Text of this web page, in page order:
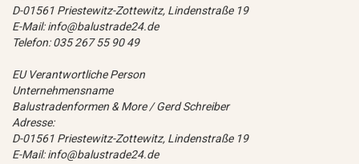
D-01561 Priestewitz-Zottewitz, Lindenstraße 19
E-Mail: info@balustrade24.de
Telefon: 035 267 55 90 49
EU Verantwortliche Person
Unternehmensname
Balustradenformen & More / Gerd Schreiber
Adresse:
D-01561 Priestewitz-Zottewitz, Lindenstraße 19
E-Mail: info@balustrade24.de